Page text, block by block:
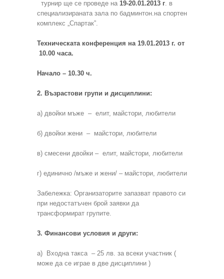
турнир ще се проведе на 19-20.01.2013 г. в
специализираната зала по бадминтон.на спортен
комплекс „Спартак”.
Техническата конференция на 19.01.2013 г. от
10.00 часа.
Начало – 10.30 ч.
2. Възрастови групи и дисциплини:
а) двойки мъже – елит, майстори, любители
б) двойки жени – майстори, любители
в) смесени двойки – елит, майстори, любители
г) единично /мъже и жени/ – майстори, любители
Забележка: Организаторите запазват правото си
при недостатъчен брой заявки да
трансформират групите.
3. Финансови условия и други:
а) Входна такса – 25 лв. за всеки участник (
може да се играе в две дисциплини )